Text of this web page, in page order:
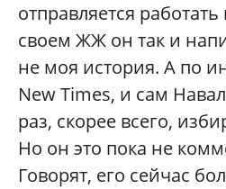
отправляется
своем ЖЖ он так и
не моя история. А по
New Times, и сам
раз, скорее всего,
Но он это пока не
Говорят, его сейчас